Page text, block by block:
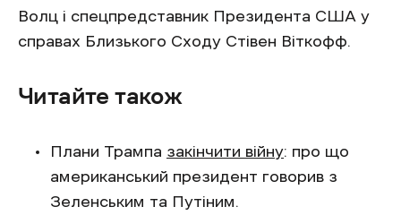
Волц і спецпредставник Президента США у
справах Близького Сходу Стівен Віткофф.
Читайте також
Плани Трампа закінчити війну: про що
американський президент говорив з
Зеленським та Путіним.